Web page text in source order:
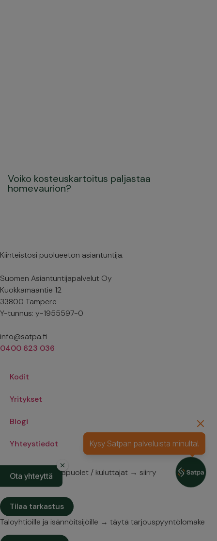
Kysy Satpan palveluista minulta!
Ota yhteyttä
Voiko kosteuskartoitus paljastaa
homevaurion?
Kiinteistösi puolueeton asiantuntija.
Suomen Asiantuntijapalvelut Oy
Kuokkamaantie 12
33800 Tampere
Y-tunnus: y-1955597-0
info@satpa.fi
0400 623 036
Kodit
Yritykset
Blogi
Yhteystiedot
Asuntokaupan osapuolet / kuluttajat → siirry
varauskalenteriin
Tilaa tarkastus
Taloyhtiöille ja isännöitsijöille → täytä tarjouspyyntölomake